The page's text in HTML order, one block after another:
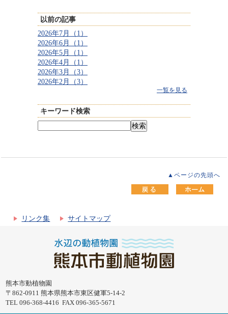
以前の記事
2026年7月（1）
2026年6月（1）
2026年5月（1）
2026年4月（1）
2026年3月（3）
2026年2月（3）
一覧を見る
キーワード検索
▲ページの先頭へ
リンク集 サイトマップ
熊本市動植物園
〒862-0911 熊本県熊本市東区健軍5-14-2
TEL 096-368-4416 FAX 096-365-5671